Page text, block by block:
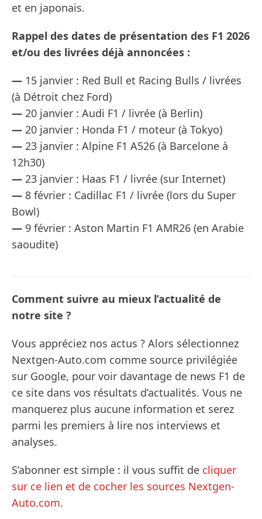
et en japonais.
Rappel des dates de présentation des F1 2026
et/ou des livrées déjà annoncées :
— 15 janvier : Red Bull et Racing Bulls / livrées
(à Détroit chez Ford)
— 20 janvier : Audi F1 / livrée (à Berlin)
— 20 janvier : Honda F1 / moteur (à Tokyo)
— 23 janvier : Alpine F1 A526 (à Barcelone à
12h30)
— 23 janvier : Haas F1 / livrée (sur Internet)
— 8 février : Cadillac F1 / livrée (lors du Super
Bowl)
— 9 février : Aston Martin F1 AMR26 (en Arabie
saoudite)
Comment suivre au mieux l’actualité de
notre site ?
Vous appréciez nos actus ? Alors sélectionnez
Nextgen-Auto.com comme source privilégiée
sur Google, pour voir davantage de news F1 de
ce site dans vos résultats d’actualités. Vous ne
manquerez plus aucune information et serez
parmi les premiers à lire nos interviews et
analyses.
S’abonner est simple : il vous suffit de cliquer
sur ce lien et de cocher les sources Nextgen-
Auto.com.